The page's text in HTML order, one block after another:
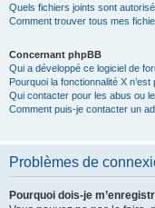
Quels fichiers joints sont
Comment trouver tous mes
Concernant phpBB
Qui a développé ce logiciel de
Pourquoi la fonctionnalité X
Qui contacter pour les abus ou
Comment puis-je contacter un
Problèmes de
Pourquoi dois-je